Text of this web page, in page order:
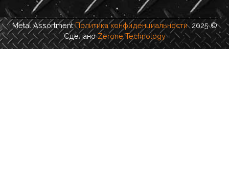
Metal AssortmentПолитика конфиденциальности2025 ©
СделаноZerone Technology